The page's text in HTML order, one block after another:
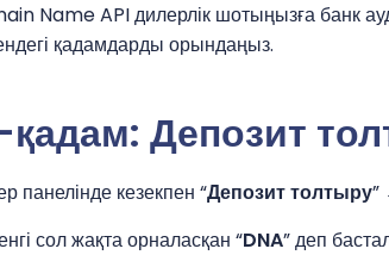
Name API дилерлік шотыңызға банк
қадамдарды орындаңыз.
қадам: Депозит
панелінде кезекпен “Депозит толтыру”
сол жақта орналасқан “DNA” деп